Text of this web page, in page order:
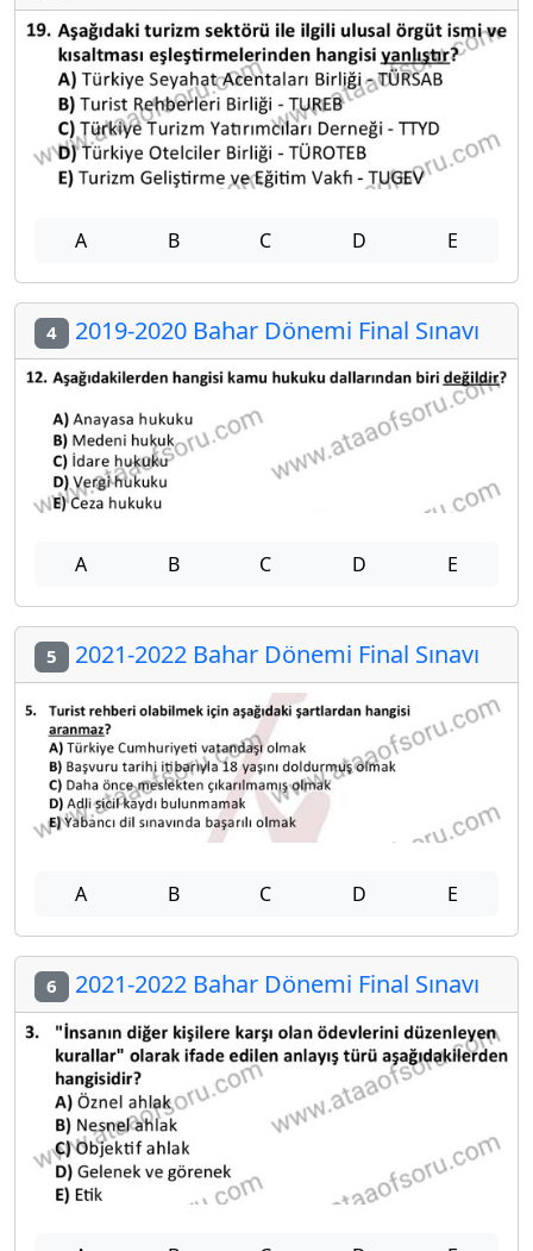
A B C D E
4 2019-2020 Bahar Dönemi Final Sınavı
A B C D E
5 2021-2022 Bahar Dönemi Final Sınavı
A B C D E
6 2021-2022 Bahar Dönemi Final Sınavı